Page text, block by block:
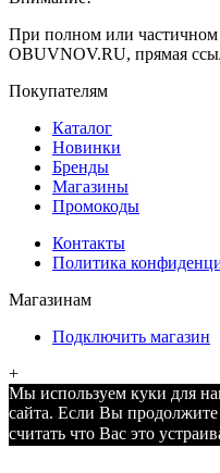
При полном или частичном
OBUVNOV.RU, прямая
Покупателям
Каталог
Новинки
Бренды
Магазины
Промокоды
Контакты
Политика
Магазинам
Подключить магазин
+
Мы используем куки для
сайта. Если Вы продолжите
считать что Вас это